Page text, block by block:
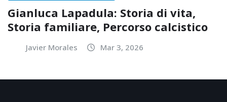
Gianluca Lapadula: Storia di vita,
Storia familiare, Percorso calcistico
Javier Morales Mar 3, 2026